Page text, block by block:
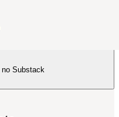
no Substack